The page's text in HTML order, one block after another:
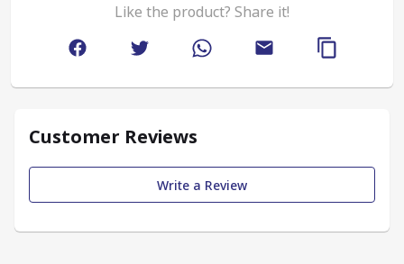
Like the product? Share it!
Customer Reviews
Write a Review